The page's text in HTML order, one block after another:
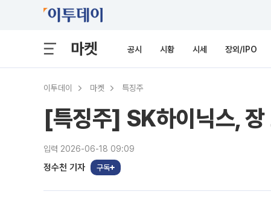
마켓 공시 시황 시세 장외/IPO
이투데이 마켓 특징주
[특징주] SK하이닉스,
입력 2026-06-18 09:09
정수천 기자 구독